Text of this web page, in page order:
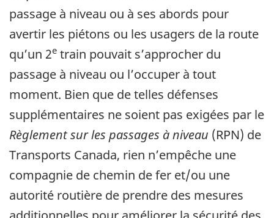
passage à niveau ou à ses abords pour
avertir les piétons ou les usagers de la route
qu’un 2e train pouvait s’approcher du
passage à niveau ou l’occuper à tout
moment. Bien que de telles défenses
supplémentaires ne soient pas exigées par le
Règlement sur les passages à niveau (RPN) de
Transports Canada, rien n’empêche une
compagnie de chemin de fer et/ou une
autorité routière de prendre des mesures